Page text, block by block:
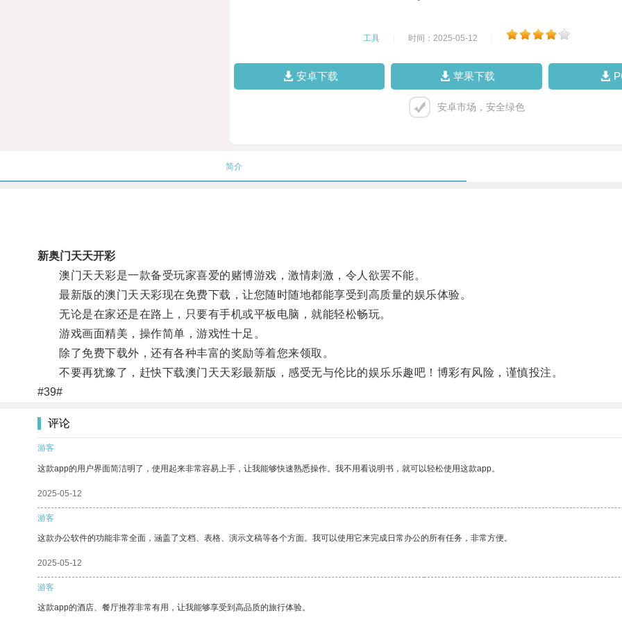
工具 时间：2025-05-12
安卓下载 苹果下载
安卓市场，安全绿色
简介
新奥门天天开彩
澳门天天彩是一款备受玩家喜爱的赌博游戏，激情刺激，令人欲罢不能。
最新版的澳门天天彩现在免费下载，让您随时随地都能享受到高质量的娱乐体验。
无论是在家还是在路上，只要有手机或平板电脑，就能轻松畅玩。
游戏画面精美，操作简单，游戏性十足。
除了免费下载外，还有各种丰富的奖励等着您来领取。
不要再犹豫了，赶快下载澳门天天彩最新版，感受无与伦比的娱乐乐趣吧！博彩有风险，谨慎投注。
#39#
评论
游客
这款app的用户界面简洁明了，使用起来非常容易上手，让我能够快速熟悉操作。我不用看说明书，就可以轻松使用这款app。
2025-05-12
游客
这款办公软件的功能非常全面，涵盖了文档、表格、演示文稿等各个方面。我可以使用它来完成日常办公的所有任务，非常方便。
2025-05-12
游客
这款app的酒店、餐厅推荐非常有用，让我能够享受到高品质的旅行体验。